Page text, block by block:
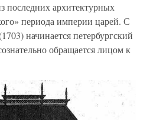
последних архитектурных
периода империи царей. С
начинается петербургский
обращается лицом к